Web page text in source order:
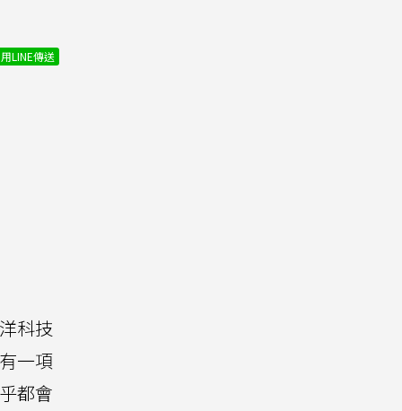
用LINE傳送
科技
一項
都會